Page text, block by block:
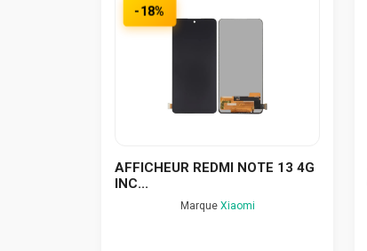
-18%
AFFICHEUR REDMI NOTE 13 4G
INC...
Marque Xiaomi